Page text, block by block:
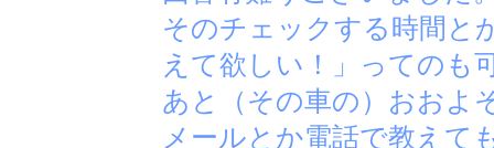
そのチェックする時間と
えて欲しい！」ってのも
あと（その車の）おおよ
メールとか電話で教えて